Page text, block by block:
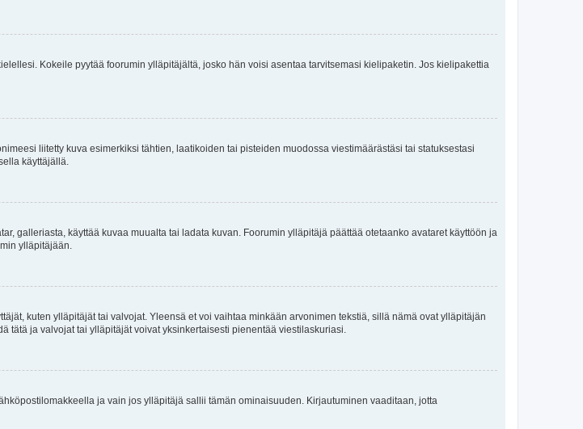
Kokeile pyytää foorumin ylläpitäjältä, josko hän voisi asentaa tarvitsemasi kielipaketin. Jos kielipakettia
liitetty kuva esimerkiksi tähtien, laatikoiden tai pisteiden muodossa viestimäärästäsi tai statuksestasi
käyttäjällä.
galleriasta, käyttää kuvaa muualta tai ladata kuvan. Foorumin ylläpitäjä päättää otetaanko avataret käyttöön ja
ylläpitäjään.
kuten ylläpitäjät tai valvojat. Yleensä et voi vaihtaa minkään arvonimen tekstiä, sillä nämä ovat ylläpitäjän
ja valvojat tai ylläpitäjät voivat yksinkertaisesti pienentää viestilaskuriasi.
ja vain jos ylläpitäjä sallii tämän ominaisuuden. Kirjautuminen vaaditaan, jotta